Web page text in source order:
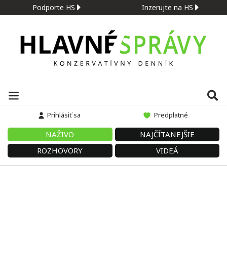
Podporte HS Inzerujte na HS
Prihlásiť sa Predplatné
NAŽIVO
NAJČÍTANEJŠIE
ROZHOVORY
VIDEÁ